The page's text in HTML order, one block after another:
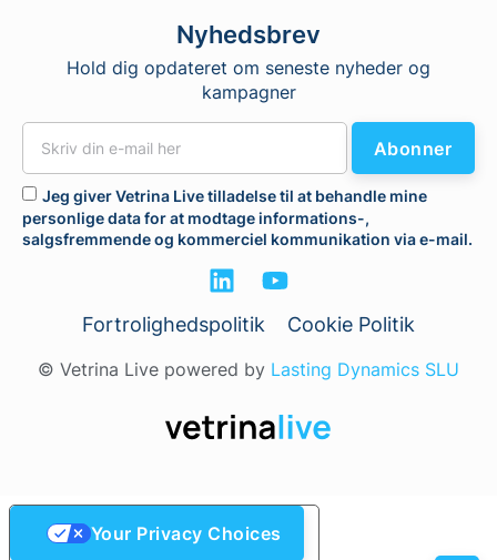
Nyhedsbrev
Hold dig opdateret om seneste nyheder og
kampagner
Jeg giver Vetrina Live tilladelse til at behandle mine
personlige data for at modtage informations-,
salgsfremmende og kommerciel kommunikation via e-mail.
Abonner
Fortrolighedspolitik Cookie Politik
© Vetrina Live powered by Lasting Dynamics SLU
Your Privacy Choices